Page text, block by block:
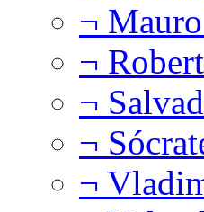
¬
¬
¬
¬
¬